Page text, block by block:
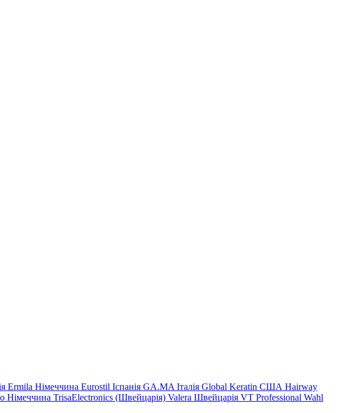
Ermila Німеччина Eurostil Іспанія GA.MA Італія Global Keratin США Hairway
Німеччина TrisaElectronics (Швейцарія) Valera Швейцарія VT Professional Wahl